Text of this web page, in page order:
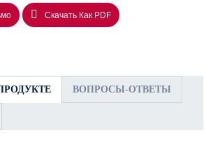
Скачать Как PDF
ВОПРОСЫ-ОТВЕТЫ